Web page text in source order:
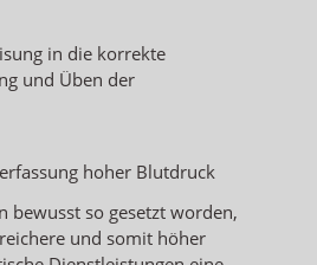
in die korrekte
und Üben der
hoher Blutdruck
bewusst so gesetzt worden,
und somit höher